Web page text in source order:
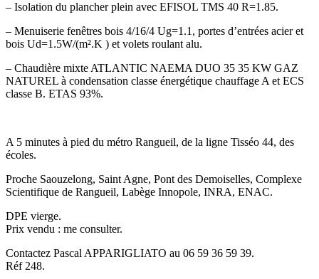
– Isolation du plancher plein avec EFISOL TMS 40 R=1.85.
– Menuiserie fenêtres bois 4/16/4 Ug=1.1, portes d’entrées acier et
bois Ud=1.5W/(m².K ) et volets roulant alu.
– Chaudière mixte ATLANTIC NAEMA DUO 35 35 KW GAZ
NATUREL à condensation classe énergétique chauffage A et ECS
classe B. ETAS 93%.
A 5 minutes à pied du métro Rangueil, de la ligne Tisséo 44, des
écoles.
Proche Saouzelong, Saint Agne, Pont des Demoiselles, Complexe
Scientifique de Rangueil, Labège Innopole, INRA, ENAC.
DPE vierge.
Prix vendu : me consulter.
Contactez Pascal APPARIGLIATO au 06 59 36 59 39.
Réf 248.